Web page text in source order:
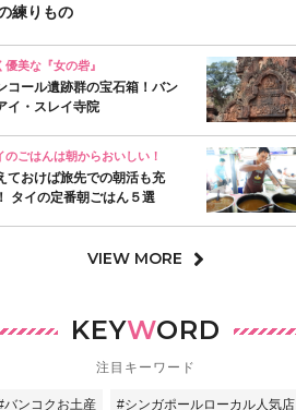
練りもの
優美な『女の砦』
コール遺跡群の宝石箱！バン
イ・スレイ寺院
のごはんは朝からおいしい！
ておけば旅先での朝活も充
タイの定番朝ごはん５選
VIEW MORE
KEYWORD
注目キーワード
バンコクお土産 #シンガポールローカル人気店